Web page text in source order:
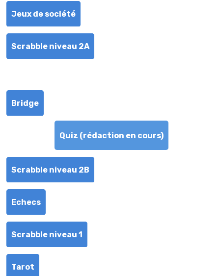
Jeux de société
Scrabble niveau 2A
Bridge
Quiz (rédaction en cours)
Scrabble niveau 2B
Echecs
Scrabble niveau 1
Tarot